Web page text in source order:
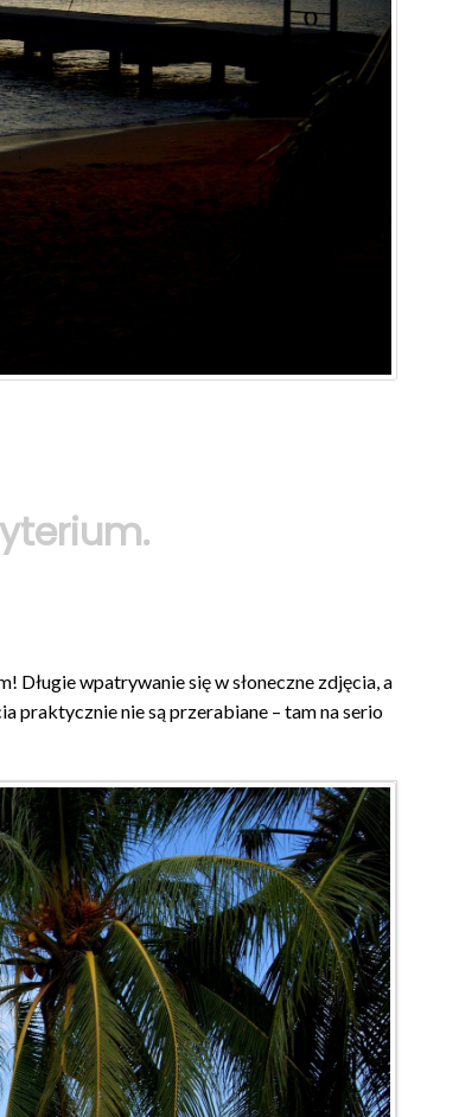
wpatrywanie się w słoneczne zdjęcia, a
praktycznie nie są przerabiane – tam na serio